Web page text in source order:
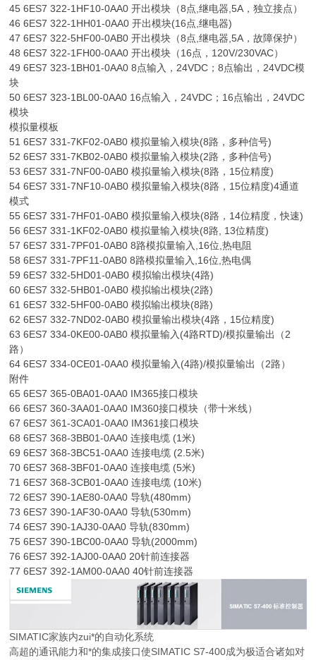
45 6ES7 322-1HF10-0AA0 开出模块（8点,继电器,5A，独立接点）
46 6ES7 322-1HH01-0AA0 开出模块(16点,继电器)
47 6ES7 322-5HF00-0AB0 开出模块（8点,继电器,5A，故障保护）
48 6ES7 322-1FH00-0AA0 开出模块（16点，120V/230VAC）
49 6ES7 323-1BH01-0AA0 8点输入，24VDC；8点输出，24VDC模
块
50 6ES7 323-1BL00-0AA0 16点输入，24VDC；16点输出，24VDC
模块
模拟量模板
51 6ES7 331-7KF02-0AB0 模拟量输入模块(8路，多种信号)
52 6ES7 331-7KB02-0AB0 模拟量输入模块(2路，多种信号)
53 6ES7 331-7NF00-0AB0 模拟量输入模块(8路，15位精度)
54 6ES7 331-7NF10-0AB0 模拟量输入模块(8路，15位精度)4通道
模式
55 6ES7 331-7HF01-0AB0 模拟量输入模块(8路，14位精度，快速)
56 6ES7 331-1KF02-0AB0 模拟量输入模块(8路, 13位精度)
57 6ES7 331-7PF01-0AB0 8路模拟量输入,16位,热电阻
58 6ES7 331-7PF11-0AB0 8路模拟量输入,16位,热电偶
59 6ES7 332-5HD01-0AB0 模拟输出模块(4路)
60 6ES7 332-5HB01-0AB0 模拟输出模块(2路)
61 6ES7 332-5HF00-0AB0 模拟输出模块(8路)
62 6ES7 332-7ND02-0AB0 模拟量输出模块(4路，15位精度)
63 6ES7 334-0KE00-0AB0 模拟量输入(4路RTD)/模拟量输出（2
路）
64 6ES7 334-0CE01-0AA0 模拟量输入(4路)/模拟量输出（2路）
附件
65 6ES7 365-0BA01-0AA0 IM365接口模块
66 6ES7 360-3AA01-0AA0 IM360接口模块（带十米线）
67 6ES7 361-3CA01-0AA0 IM361接口模块
68 6ES7 368-3BB01-0AA0 连接电缆 (1米)
69 6ES7 368-3BC51-0AA0 连接电缆 (2.5米)
70 6ES7 368-3BF01-0AA0 连接电缆 (5米)
71 6ES7 368-3CB01-0AA0 连接电缆 (10米)
72 6ES7 390-1AE80-0AA0 导轨(480mm)
73 6ES7 390-1AF30-0AA0 导轨(530mm)
74 6ES7 390-1AJ30-0AA0 导轨(830mm)
75 6ES7 390-1BC00-0AA0 导轨(2000mm)
76 6ES7 392-1AJ00-0AA0 20针前连接器
77 6ES7 392-1AM00-0AA0 40针前连接器
SIMATIC家族内zui*的自动化系统
高超的通讯能力和*的集成接口使SIMATIC S7-400成为极适合诸如对